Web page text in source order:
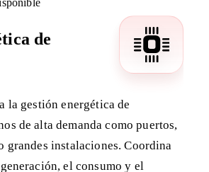
de
la gestión energética de
de alta demanda como puertos,
grandes instalaciones. Coordina
el consumo y el